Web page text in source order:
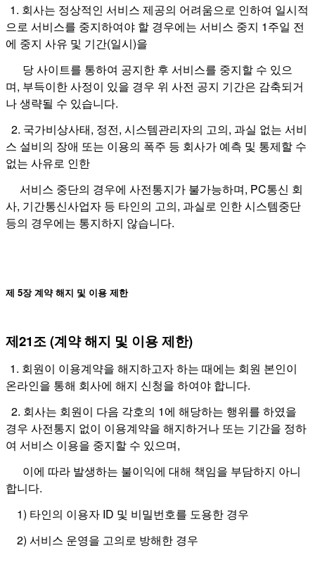
1. 회사는 정상적인 서비스 제공의 어려움으로 인하여 일시적
으로 서비스를 중지하여야 할 경우에는 서비스 중지 1주일 전
에 중지 사유 및 기간(일시)을
당 사이트를 통하여 공지한 후 서비스를 중지할 수 있으
며, 부득이한 사정이 있을 경우 위 사전 공지 기간은 감축되거
나 생략될 수 있습니다.
2. 국가비상사태, 정전, 시스템관리자의 고의, 과실 없는 서비
스 설비의 장애 또는 이용의 폭주 등 회사가 예측 및 통제할 수
없는 사유로 인한
서비스 중단의 경우에 사전통지가 불가능하며, PC통신 회
사, 기간통신사업자 등 타인의 고의, 과실로 인한 시스템중단
등의 경우에는 통지하지 않습니다.
제 5장 계약 해지 및 이용 제한
제21조 (계약 해지 및 이용 제한)
1. 회원이 이용계약을 해지하고자 하는 때에는 회원 본인이
온라인을 통해 회사에 해지 신청을 하여야 합니다.
2. 회사는 회원이 다음 각호의 1에 해당하는 행위를 하였을
경우 사전통지 없이 이용계약을 해지하거나 또는 기간을 정하
여 서비스 이용을 중지할 수 있으며,
이에 따라 발생하는 불이익에 대해 책임을 부담하지 아니
합니다.
1) 타인의 이용자 ID 및 비밀번호를 도용한 경우
2) 서비스 운영을 고의로 방해한 경우